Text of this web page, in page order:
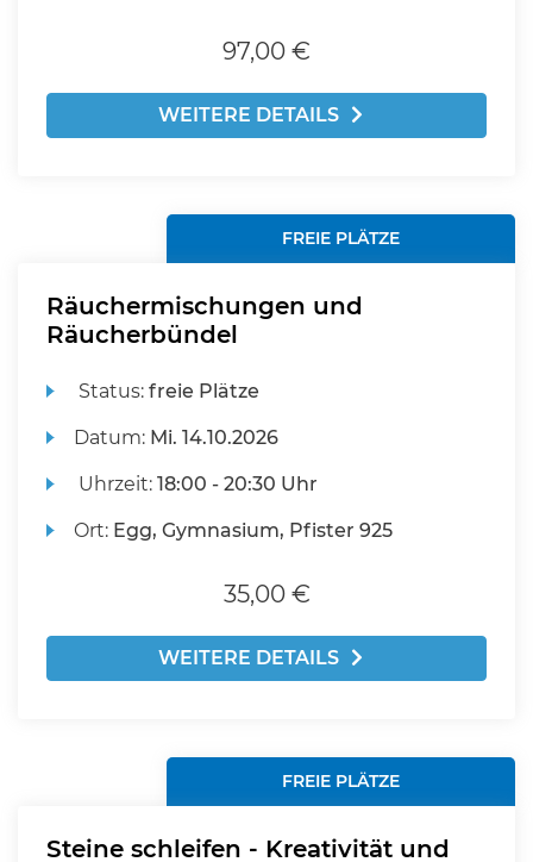
97,00 €
WEITERE DETAILS
FREIE PLÄTZE
Räuchermischungen und
Räucherbündel
Status:freie Plätze
Datum: Mi. 14.10.2026
Uhrzeit:18:00 - 20:30 Uhr
Ort: Egg, Gymnasium, Pfister 925
35,00 €
WEITERE DETAILS
FREIE PLÄTZE
Steine schleifen - Kreativität und